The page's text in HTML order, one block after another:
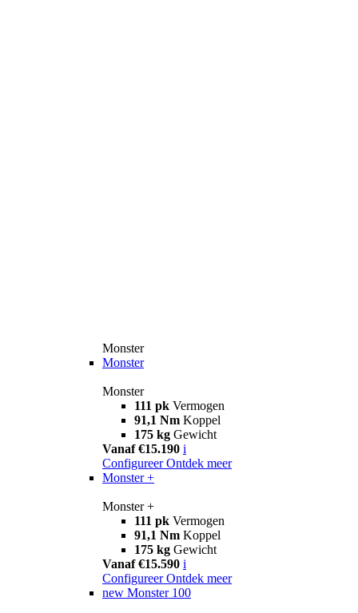
Monster
Monster
Monster
111 pk Vermogen
91,1 Nm Koppel
175 kg Gewicht
Vanaf €15.190 i
Configureer Ontdek meer
Monster +
Monster +
111 pk Vermogen
91,1 Nm Koppel
175 kg Gewicht
Vanaf €15.590 i
Configureer Ontdek meer
new Monster 100